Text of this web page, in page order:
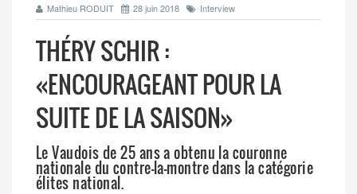
Mathieu RODUIT 28 juin 2018 Interview
THÉRY SCHIR :
«ENCOURAGEANT POUR LA
SUITE DE LA SAISON»
Le Vaudois de 25 ans a obtenu la couronne
nationale du contre-la-montre dans la catégorie
élites national.